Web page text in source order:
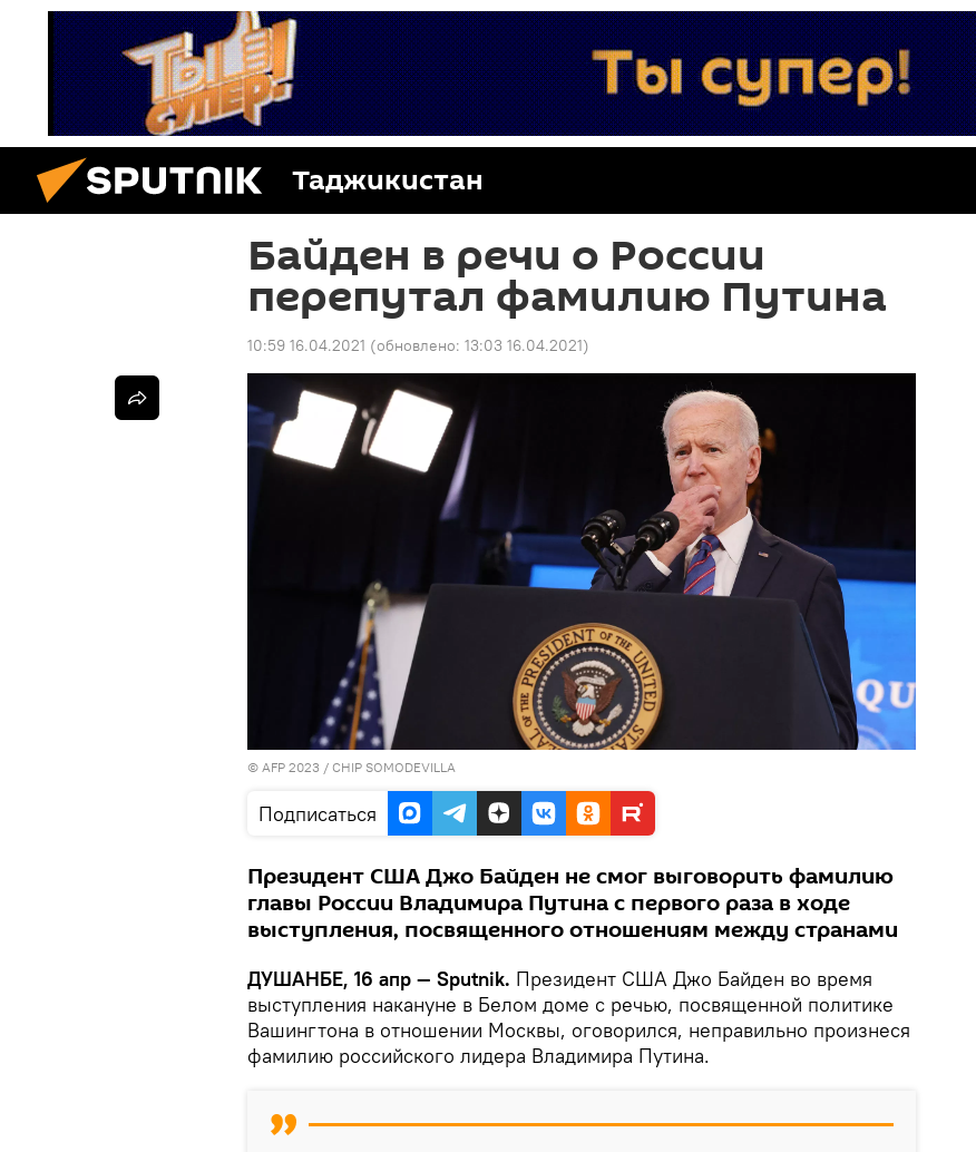
Таджикистан
Байден в речи о России
перепутал фамилию Путина
10:59 16.04.2021 (обновлено: 13:03 16.04.2021)
© AFP 2023 / CHIP SOMODEVILLA
Подписаться
Президент США Джо Байден не смог выговорить фамилию
главы России Владимира Путина с первого раза в ходе
выступления, посвященного отношениям между странами
ДУШАНБЕ, 16 апр — Sputnik. Президент США Джо Байден во время
выступления накануне в Белом доме с речью, посвященной политике
Вашингтона в отношении Москвы, оговорился, неправильно произнеся
фамилию российского лидера Владимира Путина.